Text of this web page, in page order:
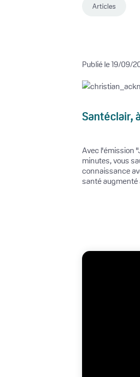
Articles
Publié le 19/09/
Santéclair,
Avec l'émission
minutes, vous
connaissance
santé augmenté